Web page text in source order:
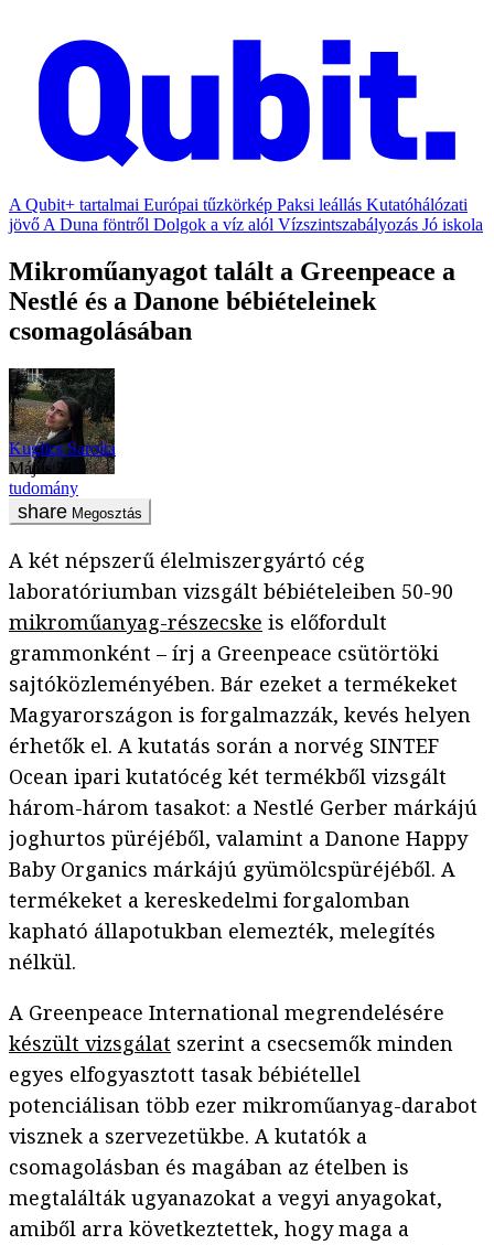
A Qubit+ tartalmai Európai tűzkörkép Paksi leállás Kutatóhálózati
jövő A Duna föntről Dolgok a víz alól Vízszintszabályozás Jó iskola
Mikroműanyagot talált a Greenpeace a
Nestlé és a Danone bébiételeinek
csomagolásában
Kuglics Sarolta
május 21.
tudomány
Megosztás
A két népszerű élelmiszergyártó cég
laboratóriumban vizsgált bébiételeiben 50-90
mikroműanyag-részecske is előfordult
grammonként – írj a Greenpeace csütörtöki
sajtóközleményében. Bár ezeket a termékeket
Magyarországon is forgalmazzák, kevés helyen
érhetők el. A kutatás során a norvég SINTEF
Ocean ipari kutatócég két termékből vizsgált
három-három tasakot: a Nestlé Gerber márkájú
joghurtos püréjéből, valamint a Danone Happy
Baby Organics márkájú gyümölcspüréjéből. A
termékeket a kereskedelmi forgalomban
kapható állapotukban elemezték, melegítés
nélkül.
A Greenpeace International megrendelésére
készült vizsgálat szerint a csecsemők minden
egyes elfogyasztott tasak bébiétellel
potenciálisan több ezer mikroműanyag-darabot
visznek a szervezetükbe. A kutatók a
csomagolásban és magában az ételben is
megtalálták ugyanazokat a vegyi anyagokat,
amiből arra következtettek, hogy maga a